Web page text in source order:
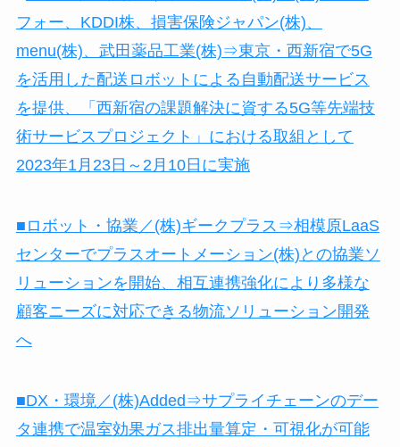
フォー、KDDI株、損害保険ジャパン(株)、
menu(株)、武田薬品工業(株)⇒東京・西新宿で5G
を活用した配送ロボットによる自動配送サービス
を提供、「西新宿の課題解決に資する5G等先端技
術サービスプロジェクト」における取組として
2023年1月23日～2月10日に実施
■ロボット・協業／(株)ギークプラス⇒相模原LaaS
センターでプラスオートメーション(株)との協業ソ
リューションを開始、相互連携強化により多様な
顧客ニーズに対応できる物流ソリューション開発
へ
■DX・環境／(株)Added⇒サプライチェーンのデー
タ連携で温室効果ガス排出量算定・可視化が可能